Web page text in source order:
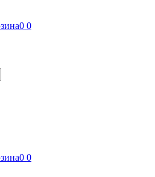
0 0
0 0